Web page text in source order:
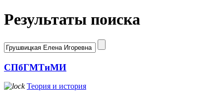
Результаты поиска
СПбГМТиМИ
Теория и история